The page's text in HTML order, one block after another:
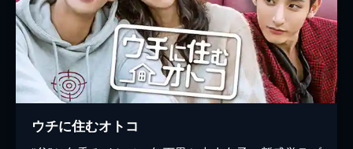
ウチに住むオトコ